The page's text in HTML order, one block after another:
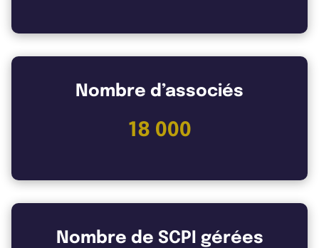
Nombre d’associés
18 000
Nombre de SCPI gérées